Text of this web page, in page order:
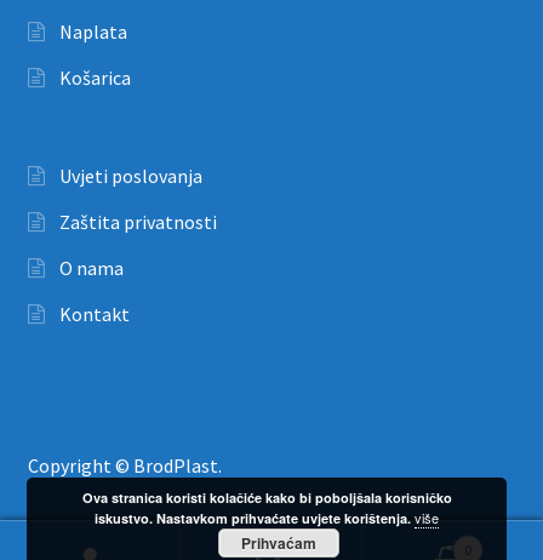
Naplata
Košarica
Uvjeti poslovanja
Zaštita privatnosti
O nama
Kontakt
Copyright © BrodPlast.
0
Ova stranica koristi kolačiće kako bi poboljšala korisničko
iskustvo. Nastavkom prihvaćate uvjete korištenja.više
Prihvaćam